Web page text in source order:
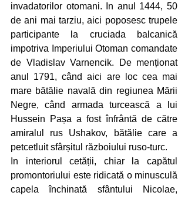
invadatorilor otomani. In anul 1444, 50
de ani mai tarziu, aici poposesc trupele
participante la cruciada balcanică
impotriva Imperiului Otoman comandate
de Vladislav Varnencik. De menționat
anul 1791, când aici are loc cea mai
mare bătălie navală din regiunea Mării
Negre, când armada turcească a lui
Hussein Pașa a fost înfrântă de către
amiralul rus Ushakov, bătălie care a
petcetluit sfârșitul războiului ruso-turc.
In interiorul cetății, chiar la capătul
promontoriului este ridicată o minusculă
capela închinată sfântului Nicolae,